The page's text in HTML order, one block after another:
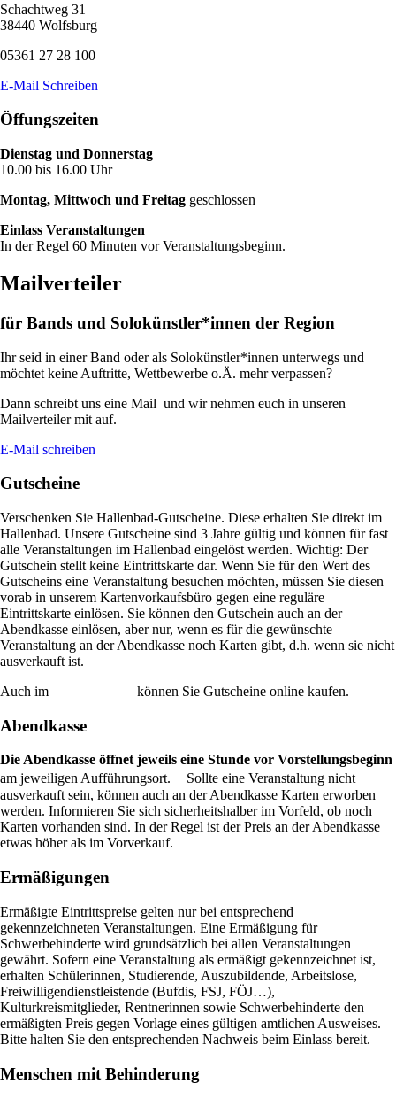
Schachtweg 31
38440 Wolfsburg
05361 27 28 100
E-Mail Schreiben
Öffungszeiten
Dienstag und Donnerstag
10.00 bis 16.00 Uhr
Montag, Mittwoch und Freitag geschlossen
Einlass Veranstaltungen
In der Regel 60 Minuten vor Veranstaltungsbeginn.
Mailverteiler
für Bands und Solokünstler*innen der Region
Ihr seid in einer Band oder als Solokünstler*innen unterwegs und
möchtet keine Auftritte, Wettbewerbe o.Ä. mehr verpassen?
Dann schreibt uns eine Mail und wir nehmen euch in unseren
Mailverteiler mit auf.
E-Mail schreiben
Gutscheine
Verschenken Sie Hallenbad-Gutscheine. Diese erhalten Sie direkt im
Hallenbad. Unsere Gutscheine sind 3 Jahre gültig und können für fast
alle Veranstaltungen im Hallenbad eingelöst werden. Wichtig: Der
Gutschein stellt keine Eintrittskarte dar. Wenn Sie für den Wert des
Gutscheins eine Veranstaltung besuchen möchten, müssen Sie diesen
vorab in unserem Kartenvorkaufsbüro gegen eine reguläre
Eintrittskarte einlösen. Sie können den Gutschein auch an der
Abendkasse einlösen, aber nur, wenn es für die gewünschte
Veranstaltung an der Abendkasse noch Karten gibt, d.h. wenn sie nicht
ausverkauft ist.
Auch im
können Sie Gutscheine online kaufen.
Abendkasse
Die Abendkasse öffnet jeweils eine Stunde vor Vorstellungsbeginn
am jeweiligen Aufführungsort. Sollte eine Veranstaltung nicht
ausverkauft sein, können auch an der Abendkasse Karten erworben
werden. Informieren Sie sich sicherheitshalber im Vorfeld, ob noch
Karten vorhanden sind. In der Regel ist der Preis an der Abendkasse
etwas höher als im Vorverkauf.
Ermäßigungen
Ermäßigte Eintrittspreise gelten nur bei entsprechend
gekennzeichneten Veranstaltungen. Eine Ermäßigung für
Schwerbehinderte wird grundsätzlich bei allen Veranstaltungen
gewährt. Sofern eine Veranstaltung als ermäßigt gekennzeichnet ist,
erhalten Schülerinnen, Studierende, Auszubildende, Arbeitslose,
Freiwilligendienstleistende (Bufdis, FSJ, FÖJ…),
Kulturkreismitglieder, Rentnerinnen sowie Schwerbehinderte den
ermäßigten Preis gegen Vorlage eines gültigen amtlichen Ausweises.
Bitte halten Sie den entsprechenden Nachweis beim Einlass bereit.
Menschen mit Behinderung